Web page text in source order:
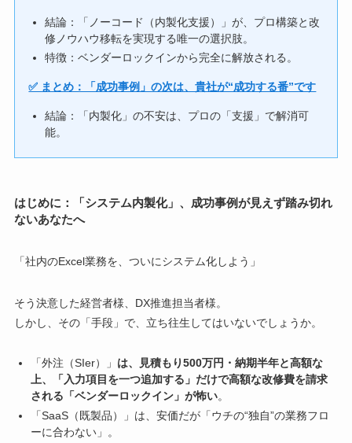
結論：「ノーコード（内製化支援）」が、プロ構築と改
修ノウハウ移転を実現する唯一の選択肢。
特徴：ベンダーロックインから完全に解放される。
✅ まとめ：「成功事例」の次は、貴社が“成功する番”です
結論：「内製化」の不安は、プロの「支援」で解消可
能。
はじめに：「システム内製化」、成功事例が見えず踏み切れ
ないあなたへ
「社内のExcel業務を、ついにシステム化しよう」
そう決意した経営者様、DX推進担当者様。
しかし、その「手段」で、立ち往生してはいないでしょうか。
「外注（SIer）」 は、見積もり500万円・納期半年と高額な
上、「入力項目を一つ追加する」だけで高額な改修費を請求
される「ベンダーロックイン」が怖い。
「SaaS（既製品）」は、安価だが「ウチの“独自”の業務フロ
ーに合わない」。